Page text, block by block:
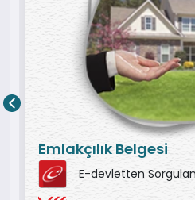
Emlakçılık Belgesi
E-devletten